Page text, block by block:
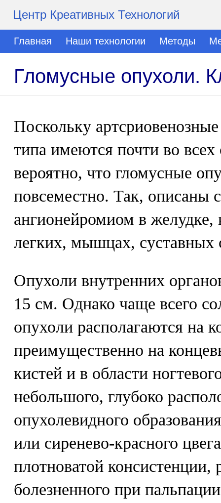
Центр Креативных Технологий
Главная Наши технологии Методы
Гломусные опухоли.
Поскольку
типа имеются почти во всех
вероятно, что гломусные
повсеместно. Так, описаны
ангионейромиом в
легких, мышцах, суставных
Опухоли внутренних
15 см. Однако чаще всего
опухоли располагаются на
преимущественно на
кистей и в области
небольшого, глубоко
опухолевидного
или сиренево-красного
плотноватой
болезненного при